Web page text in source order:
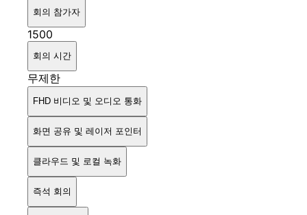
회의 참가자
1500
회의 시간
무제한
FHD 비디오 및 오디오 통화
화면 공유 및 레이저 포인터
클라우드 및 로컬 녹화
즉석 회의